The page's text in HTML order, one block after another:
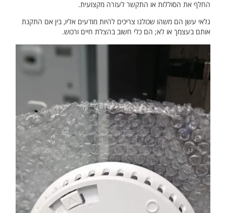
החלף את הסוללות או התקשר לעזרה מקצועית.
גלאי עשן הם משהו שכולנו צריכים להיות מודעים אליו, בין אם התקנת
אותם בעצמך או לא; הם כלי חשוב בהצלת חיים ורכוש.